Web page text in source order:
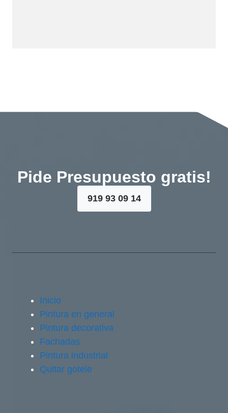
Pide Presupuesto gratis!
919 93 09 14
Inicio
Pintura en general
Pintura decorativa
Fachadas
Pintura industrial
Quitar gotele